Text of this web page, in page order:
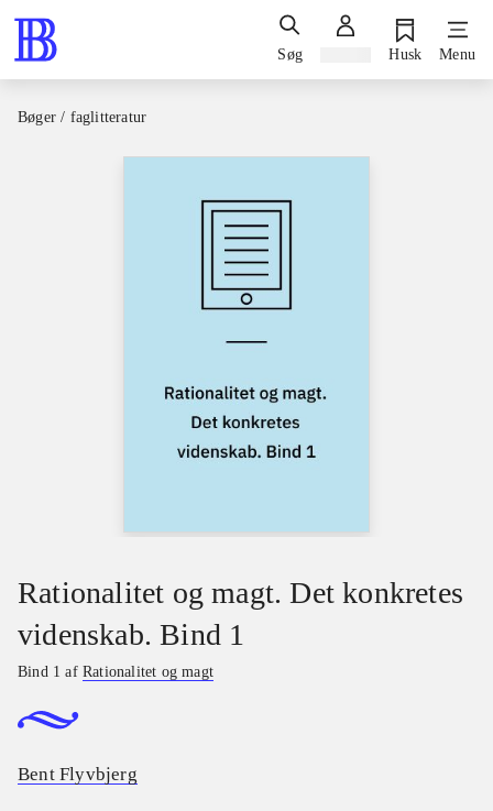
Søg Husk Menu
Bøger / faglitteratur
Rationalitet og magt. Det konkretes
videnskab. Bind 1
Bind 1 afRationalitet og magt
Bent Flyvbjerg